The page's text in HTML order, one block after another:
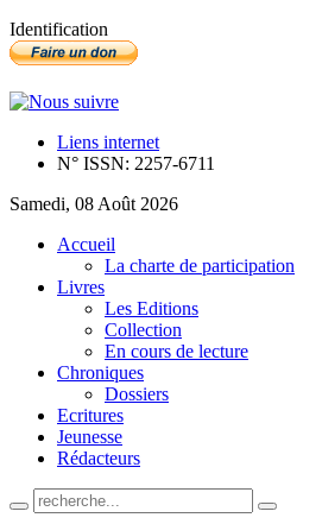
Identification
Liens internet
N° ISSN: 2257-6711
Samedi, 08 Août 2026
Accueil
La charte de participation
Livres
Les Editions
Collection
En cours de lecture
Chroniques
Dossiers
Ecritures
Jeunesse
Rédacteurs